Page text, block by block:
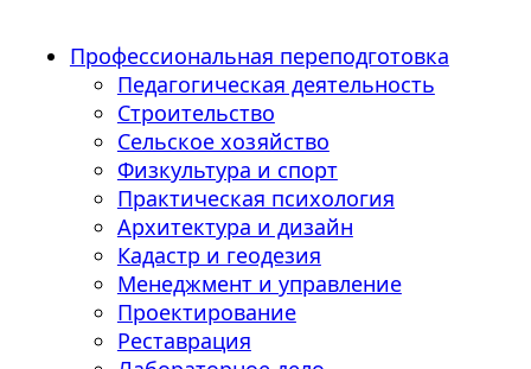
Профессиональная переподготовка
Педагогическая деятельность
Строительство
Сельское хозяйство
Физкультура и спорт
Практическая психология
Архитектура и дизайн
Кадастр и геодезия
Менеджмент и управление
Проектирование
Реставрация